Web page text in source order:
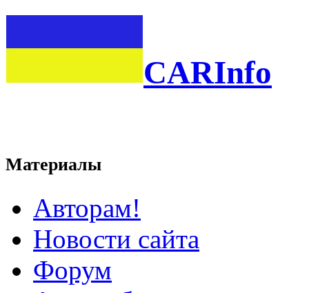
CARInfo
Материалы
Авторам!
Новости сайта
Форум